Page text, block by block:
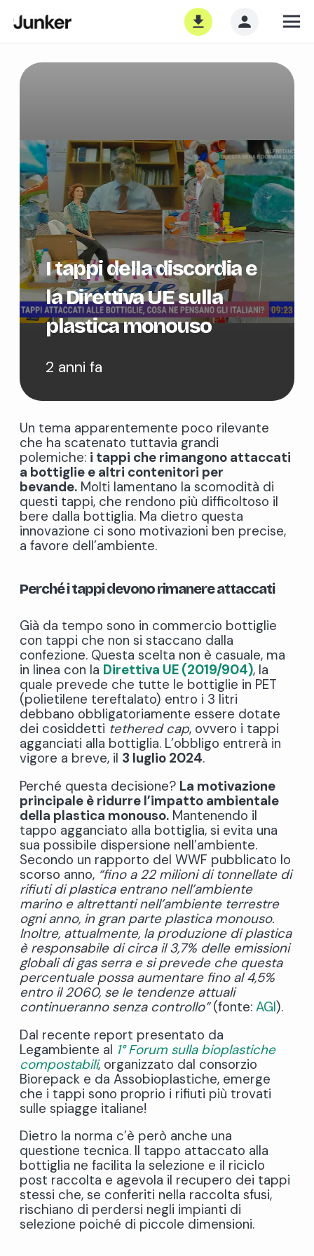
I tappi della discordia e
la Direttiva UE sulla
plastica monouso
2 anni fa
Un tema apparentemente poco rilevante
che ha scatenato tuttavia grandi
polemiche: i tappi che rimangono attaccati
a bottiglie e altri contenitori per
bevande. Molti lamentano la scomodità di
questi tappi, che rendono più difficoltoso il
bere dalla bottiglia. Ma dietro questa
innovazione ci sono motivazioni ben precise,
a favore dell’ambiente.
Perché i tappi devono rimanere attaccati
Già da tempo sono in commercio bottiglie
con tappi che non si staccano dalla
confezione. Questa scelta non è casuale, ma
in linea con la Direttiva UE (2019/904), la
quale prevede che tutte le bottiglie in PET
(polietilene tereftalato) entro i 3 litri
debbano obbligatoriamente essere dotate
dei cosiddetti tethered cap, ovvero i tappi
agganciati alla bottiglia. L’obbligo entrerà in
vigore a breve, il 3 luglio 2024.
Perché questa decisione? La motivazione
principale è ridurre l’impatto ambientale
della plastica monouso. Mantenendo il
tappo agganciato alla bottiglia, si evita una
sua possibile dispersione nell’ambiente.
Secondo un rapporto del WWF pubblicato lo
scorso anno, “fino a 22 milioni di tonnellate di
rifiuti di plastica entrano nell’ambiente
marino e altrettanti nell’ambiente terrestre
ogni anno, in gran parte plastica monouso.
Inoltre, attualmente, la produzione di plastica
è responsabile di circa il 3,7% delle emissioni
globali di gas serra e si prevede che questa
percentuale possa aumentare fino al 4,5%
entro il 2060, se le tendenze attuali
continueranno senza controllo”(fonte: AGI).
Dal recente report presentato da
Legambiente al 1° Forum sulla bioplastiche
compostabili, organizzato dal consorzio
Biorepack e da Assobioplastiche, emerge
che i tappi sono proprio i rifiuti più trovati
sulle spiagge italiane!
Dietro la norma c’è però anche una
questione tecnica. Il tappo attaccato alla
bottiglia ne facilita la selezione e il riciclo
post raccolta e agevola il recupero dei tappi
stessi che, se conferiti nella raccolta sfusi,
rischiano di perdersi negli impianti di
selezione poiché di piccole dimensioni.